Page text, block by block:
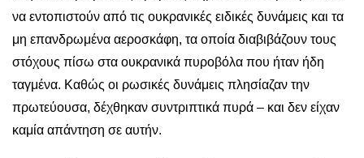
να εντοπιστούν από τις ουκρανικές ειδικές δυνάμεις και τα
μη επανδρωμένα αεροσκάφη, τα οποία διαβιβάζουν τους
στόχους πίσω στα ουκρανικά πυροβόλα που ήταν ήδη
ταγμένα. Καθώς οι ρωσικές δυνάμεις πλησίαζαν την
πρωτεύουσα, δέχθηκαν συντριπτικά πυρά – και δεν είχαν
καμία απάντηση σε αυτήν.